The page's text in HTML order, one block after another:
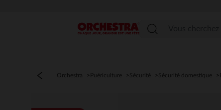
Menu
Orchestra Puériculture Sécurité Sécurité domestique